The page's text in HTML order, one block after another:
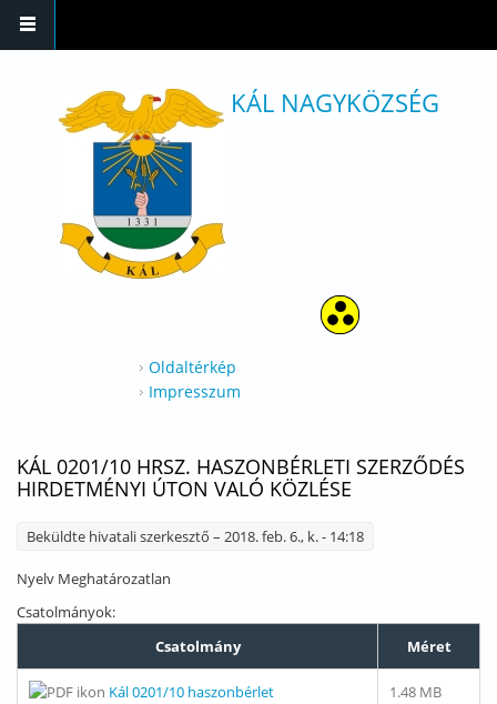
KÁL NAGYKÖZSÉG
Oldaltérkép
Impresszum
KÁL 0201/10 HRSZ. HASZONBÉRLETI SZERZŐDÉS
HIRDETMÉNYI ÚTON VALÓ KÖZLÉSE
Beküldte hivatali szerkesztő – 2018. feb. 6., k. - 14:18
Nyelv Meghatározatlan
Csatolmányok:
Csatolmány
Méret
Kál 0201/10 haszonbérlet 1.48 MB